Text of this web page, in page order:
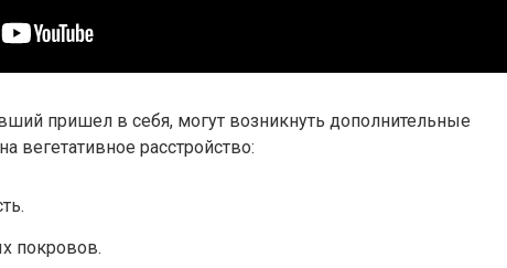
пришел в себя, могут возникнуть дополнительные
вегетативное расстройство:
покровов.